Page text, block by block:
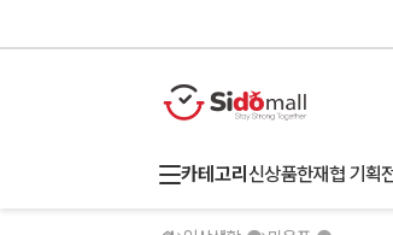
카테고리 신상품한재협 기획